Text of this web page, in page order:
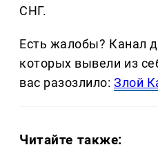
СНГ.
Есть жалобы? Канал
которых вывели из
вас разозлило:Злой
Читайте также: